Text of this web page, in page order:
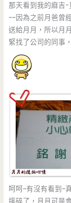
那天看到我的麻吉
~~因為之前月爸曾
送給月月，所以月
緊找了公司的同事
呵呵~有沒有看到~